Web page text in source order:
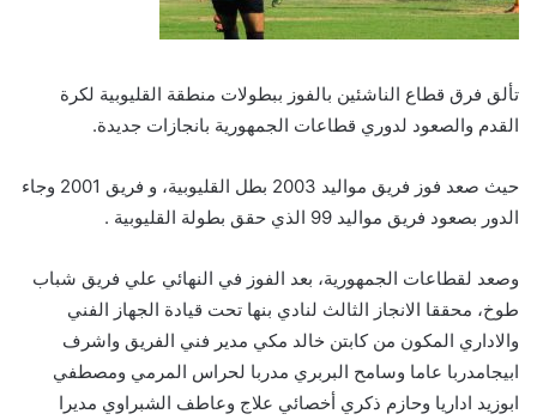
تألق فرق قطاع الناشئين بالفوز ببطولات منطقة القليوبية لكرة
القدم والصعود لدوري قطاعات الجمهورية بانجازات جديدة.
حيث صعد فوز فريق مواليد 2003 بطل القليوبية، و فريق 2001 وجاء
الدور بصعود فريق مواليد 99 الذي حقق بطولة القليوبية .
وصعد لقطاعات الجمهورية، بعد الفوز في النهائي علي فريق شباب
طوخ، محققا الانجاز الثالث لنادي بنها تحت قيادة الجهاز الفني
والاداري المكون من كابتن خالد مكي مدير فني الفريق واشرف
ابيجامدربا عاما وسامح البربري مدربا لحراس المرمي ومصطفي
ابوزيد اداريا وحازم ذكري أخصائي علاج وعاطف الشبراوي مديرا